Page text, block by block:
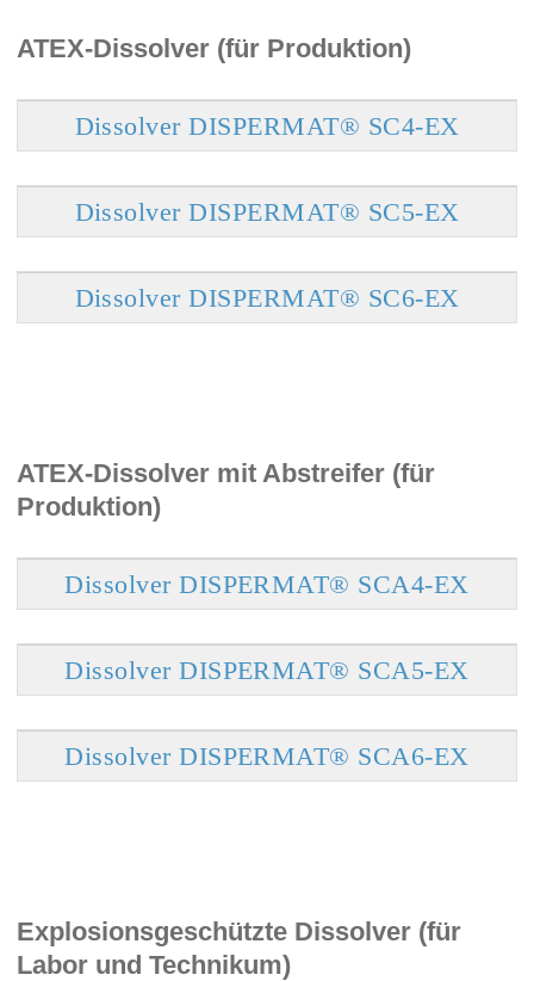
ATEX-Dissolver (für Produktion)
Dissolver DISPERMAT® SC4-EX
Dissolver DISPERMAT® SC5-EX
Dissolver DISPERMAT® SC6-EX
ATEX-Dissolver mit Abstreifer (für
Produktion)
Dissolver DISPERMAT® SCA4-EX
Dissolver DISPERMAT® SCA5-EX
Dissolver DISPERMAT® SCA6-EX
Explosionsgeschützte Dissolver (für
Labor und Technikum)